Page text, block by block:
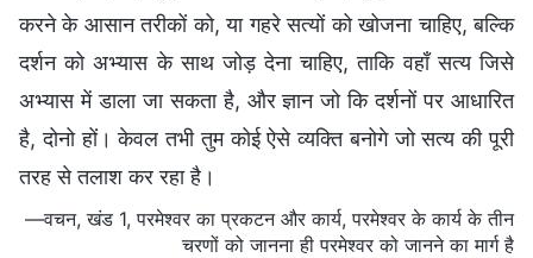
करने के आसान तरीकों को, या गहरे सत्यों को खोजना चाहिए, बल्कि
दर्शन को अभ्यास के साथ जोड़ देना चाहिए, ताकि वहाँ सत्य जिसे
अभ्यास में डाला जा सकता है, और ज्ञान जो कि दर्शनों पर आधारित
है, दोनो हों। केवल तभी तुम कोई ऐसे व्यक्ति बनोगे जो सत्य की पूरी
तरह से तलाश कर रहा है।
—वचन, खंड 1, परमेश्वर का प्रकटन और कार्य, परमेश्वर के कार्य के तीन
चरणों को जानना ही परमेश्वर को जानने का मार्ग है